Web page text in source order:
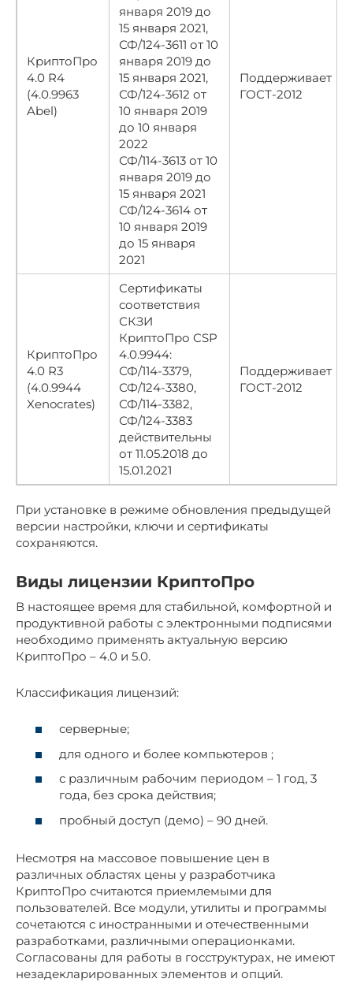
КриптоПро
4.0 R4
(4.0.9963
Abel)
января 2019 до
15 января 2021,
СФ/124-3611 от 10
января 2019 до
15 января 2021,
СФ/124-3612 от
10 января 2019
до 10 января
2022
СФ/114-3613 от 10
января 2019 до
15 января 2021
СФ/124-3614 от
10 января 2019
до 15 января
2021
Поддерживает
ГОСТ-2012
КриптоПро
4.0 R3
(4.0.9944
Xenocrates)
Сертификаты
соответствия
СКЗИ
КриптоПро CSP
4.0.9944:
СФ/114-3379,
СФ/124-3380,
СФ/114-3382,
СФ/124-3383
действительны
от 11.05.2018 до
15.01.2021
Поддерживает
ГОСТ-2012
При установке в режиме обновления предыдущей
версии настройки, ключи и сертификаты
сохраняются.
Виды лицензии КриптоПро
В настоящее время для стабильной, комфортной и
продуктивной работы с электронными подписями
необходимо применять актуальную версию
КриптоПро – 4.0 и 5.0.
Классификация лицензий:
серверные;
для одного и более компьютеров ;
с различным рабочим периодом – 1 год, 3
года, без срока действия;
пробный доступ (демо) – 90 дней.
Несмотря на массовое повышение цен в
различных областях цены у разработчика
КриптоПро считаются приемлемыми для
пользователей. Все модули, утилиты и программы
сочетаются с иностранными и отечественными
разработками, различными операционками.
Согласованы для работы в госструктурах, не имеют
незадекларированных элементов и опций.